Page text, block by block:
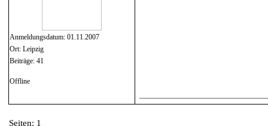
Anmeldungsdatum: 01.11.2007
Ort: Leipzig
Beiträge: 41
Offline
Seiten: 1